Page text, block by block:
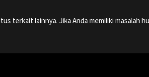
terkait lainnya. Jika Anda memiliki masalah